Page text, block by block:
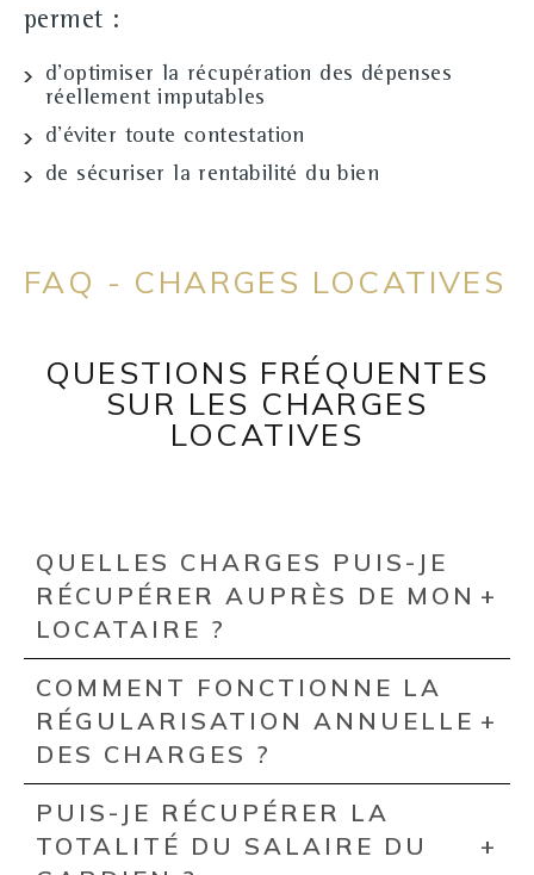
permet :
d'optimiser la récupération des dépenses
réellement imputables
d'éviter toute contestation
de sécuriser la rentabilité du bien
FAQ - CHARGES LOCATIVES
QUESTIONS FRÉQUENTES
SUR LES CHARGES
LOCATIVES
QUELLES CHARGES PUIS-JE
RÉCUPÉRER AUPRÈS DE MON
LOCATAIRE ?
COMMENT FONCTIONNE LA
RÉGULARISATION ANNUELLE
DES CHARGES ?
PUIS-JE RÉCUPÉRER LA
TOTALITÉ DU SALAIRE DU